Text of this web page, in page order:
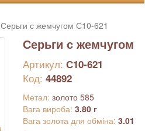
Серьги с жемчугом С10-621
Серьги с жемчугом
Артикул: С10-621
Код: 44892
Метал: золото 585
Вага вироба: 3.80 г
Вага золота для обміна: 3.01